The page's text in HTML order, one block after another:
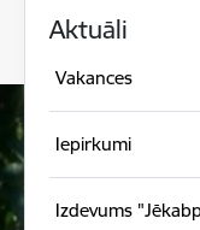
Aktuāli
Vakances
Iepirkumi
Izdevums